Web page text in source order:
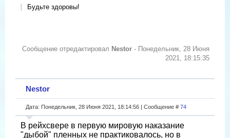
Будьте здоровы!
Сообщение отредактировал Nestor - Понедельник, 28 Июня
2021, 18:15:35
Nestor
Дата: Понедельник, 28 Июня 2021, 18:14:56 | Сообщение # 74
В рейхсвере в первую мировую наказание
"дыбой" пленных не практиковалось, но в